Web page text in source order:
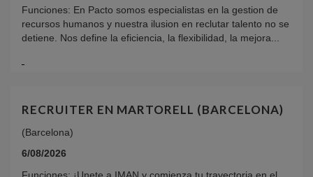
Funciones: En Pacto somos especialistas en la gestion de
recursos humanos y nuestra ilusion en reclutar talento no se
detiene. Nos define la eficiencia, la flexibilidad, la mejora...
RECRUITER EN MARTORELL (BARCELONA)
(Barcelona)
6/08/2026
Funciones: ¡Unete a IMAN y comienza tu trayectoria en el